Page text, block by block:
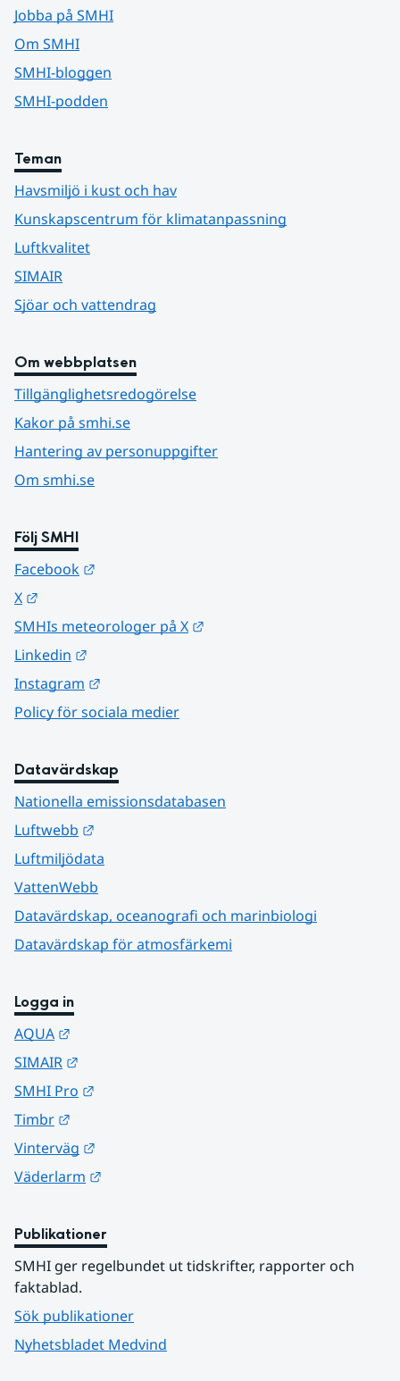
Jobba på SMHI
Om SMHI
SMHI-bloggen
SMHI-podden
Teman
Havsmiljö i kust och hav
Kunskapscentrum för klimatanpassning
Luftkvalitet
SIMAIR
Sjöar och vattendrag
Om webbplatsen
Tillgänglighetsredogörelse
Kakor på smhi.se
Hantering av personuppgifter
Om smhi.se
Följ SMHI
Facebook
X
SMHIs meteorologer på X
Linkedin
Instagram
Policy för sociala medier
Datavärdskap
Nationella emissionsdatabasen
Luftwebb
Luftmiljödata
VattenWebb
Datavärdskap, oceanografi och marinbiologi
Datavärdskap för atmosfärkemi
Logga in
AQUA
SIMAIR
SMHI Pro
Timbr
Vinterväg
Väderlarm
Publikationer
SMHI ger regelbundet ut tidskrifter, rapporter och
faktablad.
Sök publikationer
Nyhetsbladet Medvind